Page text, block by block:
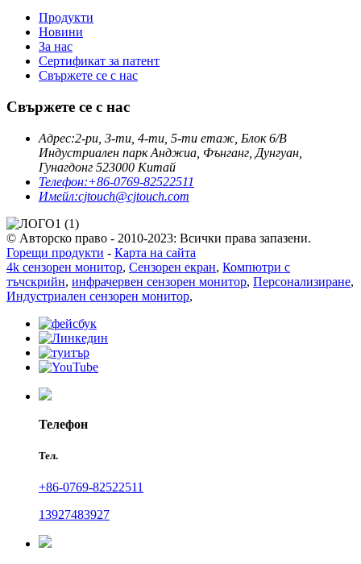
Продукти
Новини
За нас
Сертификат за патент
Свържете се с нас
Свържете се с нас
Адрес:2-ри, 3-ти, 4-ти, 5-ти етаж, Блок 6/B
Индустриален парк Анджиа, Фънганг, Дунгуан,
Гунагдонг 523000 Китай
Телефон:+86-0769-82522511
Имейл:cjtouch@cjtouch.com
© Авторско право - 2010-2023: Всички права запазени.
Горещи продукти - Карта на сайта
4k сензорен монитор, Сензорен екран, Компютри с
тъчскрийн, инфрачервен сензорен монитор, Персонализиране,
Индустриален сензорен монитор,
Телефон
Тел.
+86-0769-82522511
13927483927